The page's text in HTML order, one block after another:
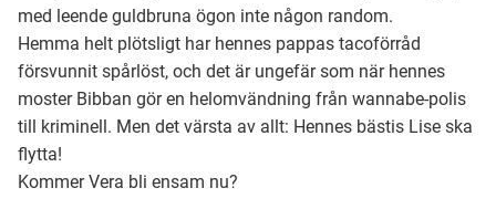
med leende guldbruna ögon inte någon random.
Hemma helt plötsligt har hennes pappas tacoförråd
försvunnit spårlöst, och det är ungefär som när hennes
moster Bibban gör en helomvändning från wannabe-polis
till kriminell. Men det värsta av allt: Hennes bästis Lise ska
flytta!
Kommer Vera bli ensam nu?